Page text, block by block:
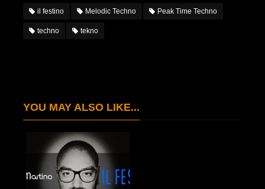
il festino Melodic Techno Peak Time Techno
techno tekno
YOU MAY ALSO LIKE...